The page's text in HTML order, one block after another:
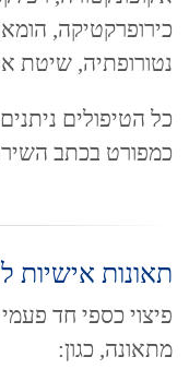
כירופרקטיקה,
נטורופתיה, שיטת
כל הטיפולים
כמפורט בכתב
תאונות אישיות
פיצוי כספי חד
מתאונה, כגון: